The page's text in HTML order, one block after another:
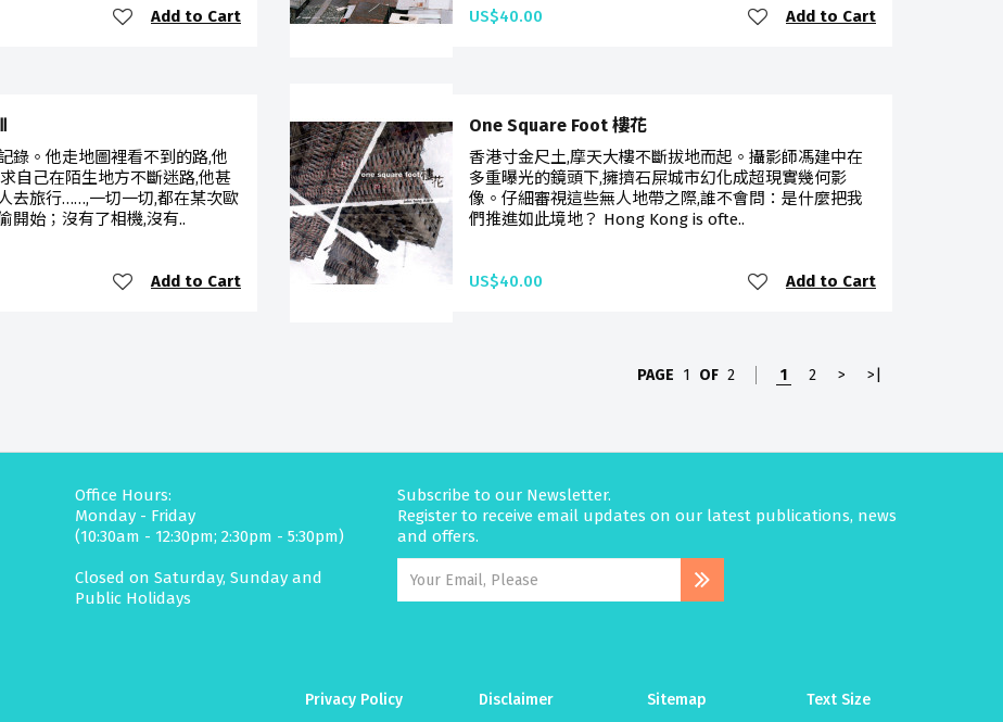
Add to Cart US$40.00 Add to Cart
錄。他走地圖裡看不到的路,他
自己在陌生地方不斷迷路,他甚
去旅行……,一切一切,都在某次歐
開始；沒有了相機,沒有..
Add to Cart
One Square Foot 樓花
香港寸金尺土,摩天大樓不斷拔地而起。攝影師馮建中在
多重曝光的鏡頭下,擁擠石屎城市幻化成超現實幾何影
像。仔細審視這些無人地帶之際,誰不會問：是什麼把我
們推進如此境地？ Hong Kong is ofte..
US$40.00 Add to Cart
PAGE 1 OF 2 1 2 > >|
Office Hours:
Monday - Friday
(10:30am - 12:30pm; 2:30pm - 5:30pm)
Closed on Saturday, Sunday and
Public Holidays
Subscribe to our Newsletter.
Register to receive email updates on our latest publications, news
and offers.
Privacy Policy Disclaimer Sitemap Text Size